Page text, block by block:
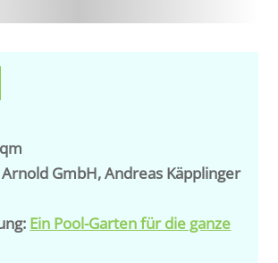
GmbH, Andreas Käpplinger
Ein Pool-Garten für die ganze